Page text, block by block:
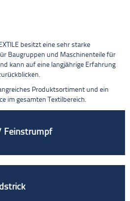
besitzt eine sehr starke
Baugruppen und Maschinenteile für
kann auf eine langjährige Erfahrung
Produktsortiment und ein
im gesamten Textilbereich.
Feinstrumpf